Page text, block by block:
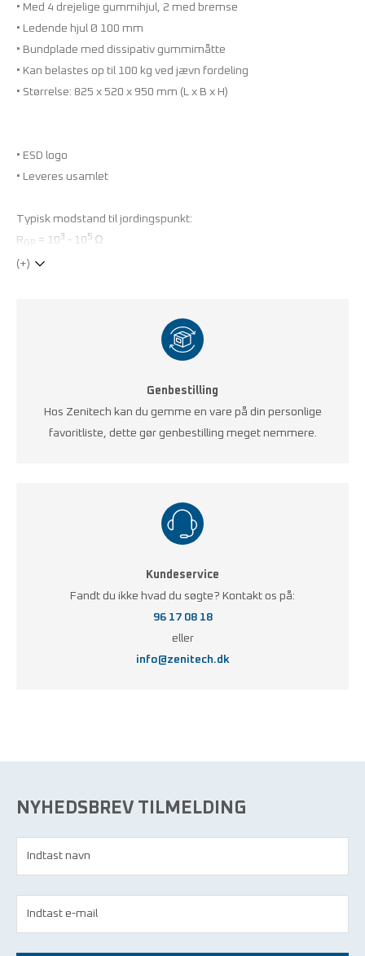
• Med 4 drejelige gummihjul, 2 med bremse
• Ledende hjul Ø 100 mm
• Bundplade med dissipativ gummimåtte
• Kan belastes op til 100 kg ved jævn fordeling
• Størrelse: 825 x 520 x 950 mm (L x B x H)
• ESD logo
• Leveres usamlet
Typisk modstand til jordingspunkt:
R GP = 10 3 - 10 5 Ω
(+)
Genbestilling
Hos Zenitech kan du gemme en vare på din personlige
favoritliste, dette gør genbestilling meget nemmere.
Kundeservice
Fandt du ikke hvad du søgte? Kontakt os på:
96 17 08 18
eller
info@zenitech.dk
NYHEDSBREV TILMELDING